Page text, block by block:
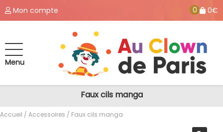
Mon compte 0 0€
Menu
Faux cils manga
Accueil / Accessoires / Faux cils manga